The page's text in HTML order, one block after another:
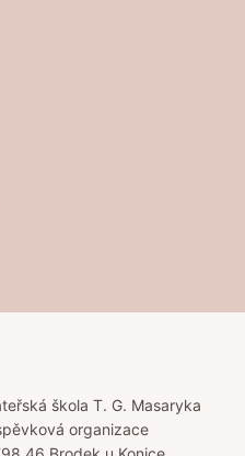
škola T. G. Masaryka
organizace